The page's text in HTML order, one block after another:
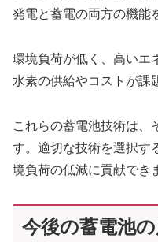
発電と蓄電の両方の機能
環境負荷が低く、高いエ
水素の供給やコストが課
これらの蓄電池技術は、
す。適切な技術を選択す
境負荷の低減に貢献でき
今後の蓄電池